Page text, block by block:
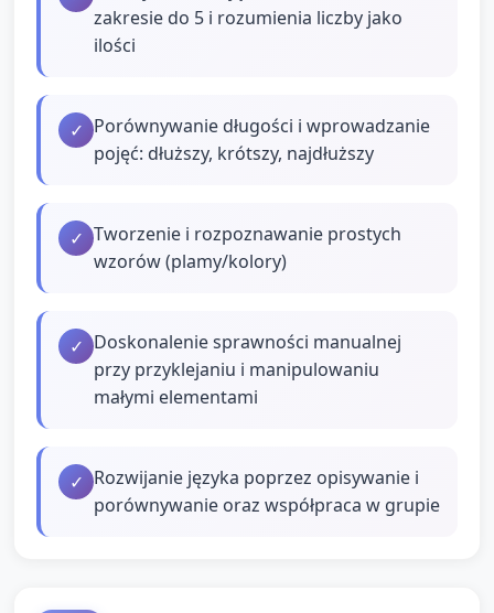
zakresie do 5 i rozumienia liczby jako
ilości
✓ Porównywanie długości i wprowadzanie
pojęć: dłuższy, krótszy, najdłuższy
✓ Tworzenie i rozpoznawanie prostych
wzorów (plamy/kolory)
✓ Doskonalenie sprawności manualnej
przy przyklejaniu i manipulowaniu
małymi elementami
✓ Rozwijanie języka poprzez opisywanie i
porównywanie oraz współpraca w grupie